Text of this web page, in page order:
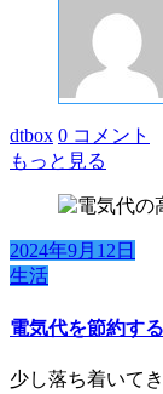
dtbox 0 コメント
もっと見る
2024年9月12日
生活
電気代を節約す
少し落ち着いて